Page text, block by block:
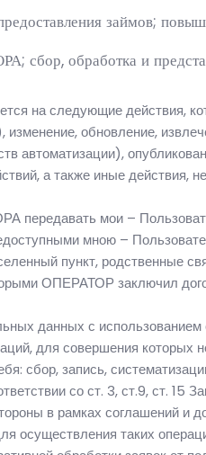
займов;
сбор, обработка и
на следующие
обновление,
автоматизации),
а также иные действия,
передавать мои –
мною –
пункт,
ОПЕРАТОР заключил
данных с использованием
для совершения которых
сбор, запись,
со ст. 3, ст.9, ст.
в рамках соглашений и
осуществления таких